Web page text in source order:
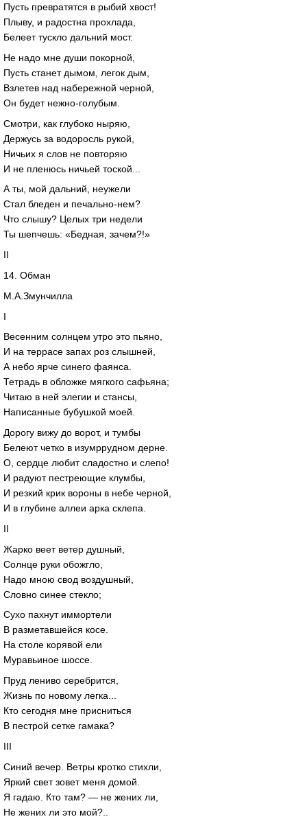
Пусть превратятся в рыбий хвост!
Плыву, и радостна прохлада,
Белеет тускло дальний мост.
Не надо мне души покорной,
Пусть станет дымом, легок дым,
Взлетев над набережной черной,
Он будет нежно-голубым.
Смотри, как глубоко ныряю,
Держусь за водоросль рукой,
Ничьих я слов не повторяю
И не пленюсь ничьей тоской...
А ты, мой дальний, неужели
Стал бледен и печально-нем?
Что слышу? Целых три недели
Ты шепчешь: «Бедная, зачем?!»
II
14. Обман
М.А.Змунчилла
I
Весенним солнцем утро это пьяно,
И на террасе запах роз слышней,
А небо ярче синего фаянса.
Тетрадь в обложке мягкого сафьяна;
Читаю в ней элегии и стансы,
Написанные бубушкой моей.
Дорогу вижу до ворот, и тумбы
Белеют четко в изумррудном дерне.
О, сердце любит сладостно и слепо!
И радуют пестреющие клумбы,
И резкий крик вороны в небе черной,
И в глубине аллеи арка склепа.
II
Жарко веет ветер душный,
Солнце руки обожгло,
Надо мною свод воздушный,
Словно синее стекло;
Сухо пахнут иммортели
В разметавшейся косе.
На столе корявой ели
Муравьиное шоссе.
Пруд лениво серебрится,
Жизнь по новому легка...
Кто сегодня мне присниться
В пестрой сетке гамака?
III
Синий вечер. Ветры кротко стихли,
Яркий свет зовет меня домой.
Я гадаю. Кто там? — не жених ли,
Не жених ли это мой?..